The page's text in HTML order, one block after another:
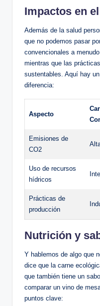
Impactos en
Además de la salud
que no podemos pasar
convencionales a
mientras que las
sustentables. Aquí hay
diferencia:
Aspecto
Emisiones de
CO2
Uso de recursos
hídricos
Prácticas de
producción
Nutrición y
Y hablemos de algo que
dice que la carne
que también tiene un
comparar un vino de
puntos clave: